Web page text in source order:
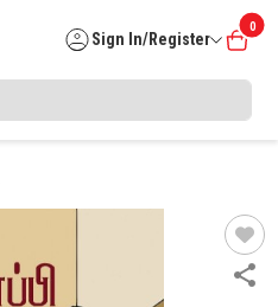
Sign In/Register
0